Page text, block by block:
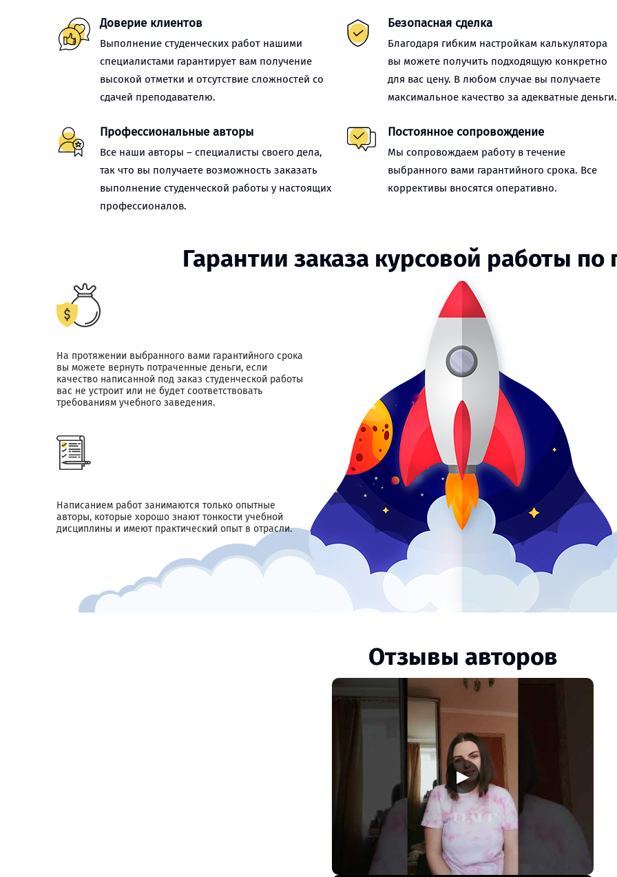
Доверие клиентов
Выполнение студенческих работ нашими
специалистами гарантирует вам получение
высокой отметки и отсутствие сложностей со
сдачей преподавателю.
Безопасная сделка
Благодаря гибким настройкам калькулятора
вы можете получить подходящую конкретно
для вас цену. В любом случае вы получаете
максимальное качество за адекватные деньги.
Профессиональные авторы
Все наши авторы – специалисты своего дела,
так что вы получаете возможность заказать
выполнение студенческой работы у настоящих
профессионалов.
Постоянное сопровождение
Мы сопровождаем работу в течение
выбранного вами гарантийного срока. Все
коррективы вносятся оперативно.
Гарантии заказа курсовой работы по
На протяжении выбранного вами гарантийного срока
вы можете вернуть потраченные деньги, если
качество написанной под заказ студенческой работы
вас не устроит или не будет соответствовать
требованиям учебного заведения.
Написанием работ занимаются только опытные
авторы, которые хорошо знают тонкости учебной
дисциплины и имеют практический опыт в отрасли.
Отзывы авторов
▶